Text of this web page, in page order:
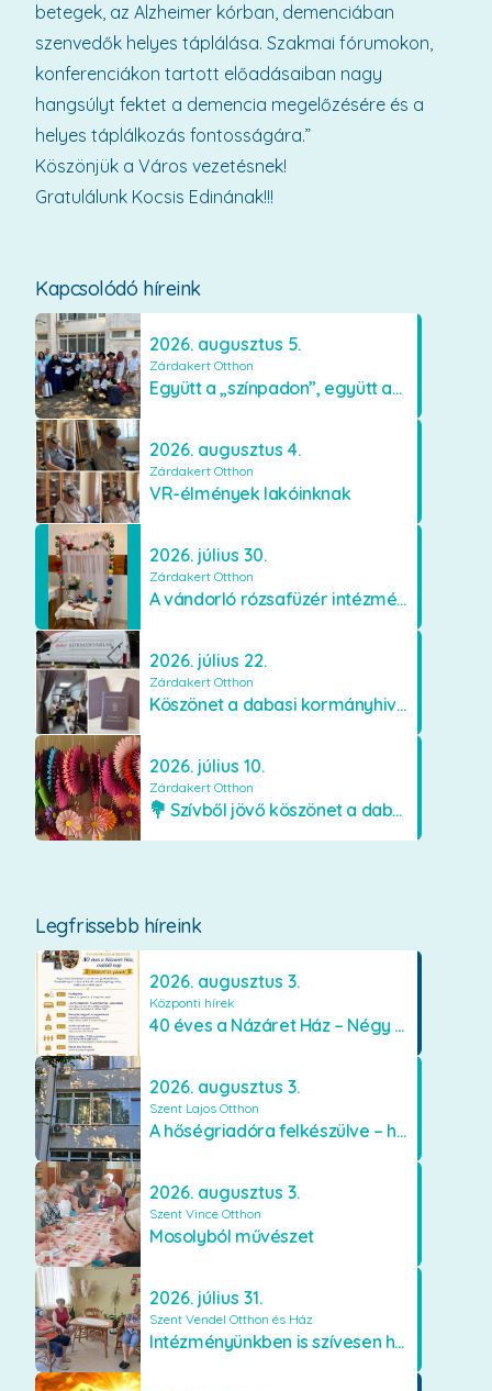
Kapcsolódó híreink
2026. augusztus 5.
Zárdakert Otthon
Együtt a „színpadon”, együtt az élményekért 🎭✨
2026. augusztus 4.
Zárdakert Otthon
VR-élmények lakóinknak
2026. július 30.
Zárdakert Otthon
A vándorló rózsafüzér intézményünkben
2026. július 22.
Zárdakert Otthon
Köszönet a dabasi kormányhivatal munkatársainak
2026. július 10.
Zárdakert Otthon
💐 Szívből jövő köszönet a dabasi Orimamiknak! 💐
Legfrissebb híreink
2026. augusztus 3.
Központi hírek
40 éves a Názáret Ház – Négy évtized szeretetben és gondoskodásban
2026. augusztus 3.
Szent Lajos Otthon
A hőségriadóra felkészülve – hűsítő fejlesztések a Szent Lajos Otthonban
2026. augusztus 3.
Szent Vince Otthon
Mosolyból művészet
2026. július 31.
Szent Vendel Otthon és Ház
Intézményünkben is szívesen használják a VR szemüveget
betegek, az Alzheimer kórban, demenciában
szenvedők helyes táplálása. Szakmai fórumokon,
konferenciákon tartott előadásaiban nagy
hangsúlyt fektet a demencia megelőzésére és a
helyes táplálkozás fontosságára.”
Köszönjük a Város vezetésnek!
Gratulálunk Kocsis Edinának!!!